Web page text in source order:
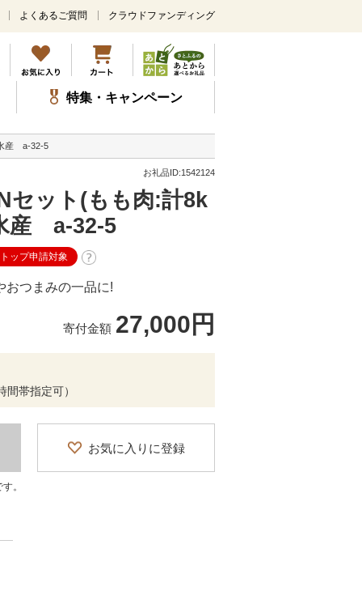
メ
ン
コ
ン
テ
ツ
に
ッ
よくあるご質問 クラウドファンディング
特集・キャンペーン
産 a-32-5
お礼品ID:1542124
セット(もも肉:計8k
産 a-32-5
ップ申請対象
おつまみの一品に!
寄付金額 27,000円
帯指定可）
お気に入りに登録
。